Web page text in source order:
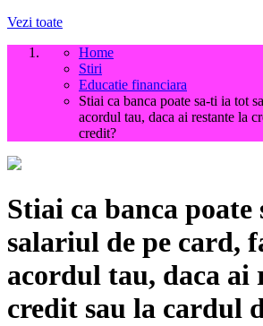
Vezi toate
Home
Stiri
Educatie financiara
Stiai ca banca poate sa-ti ia tot
acordul tau, daca ai restante la
credit?
Stiai ca banca
salariul de pe card,
acordul tau, daca ai
credit sau la cardul